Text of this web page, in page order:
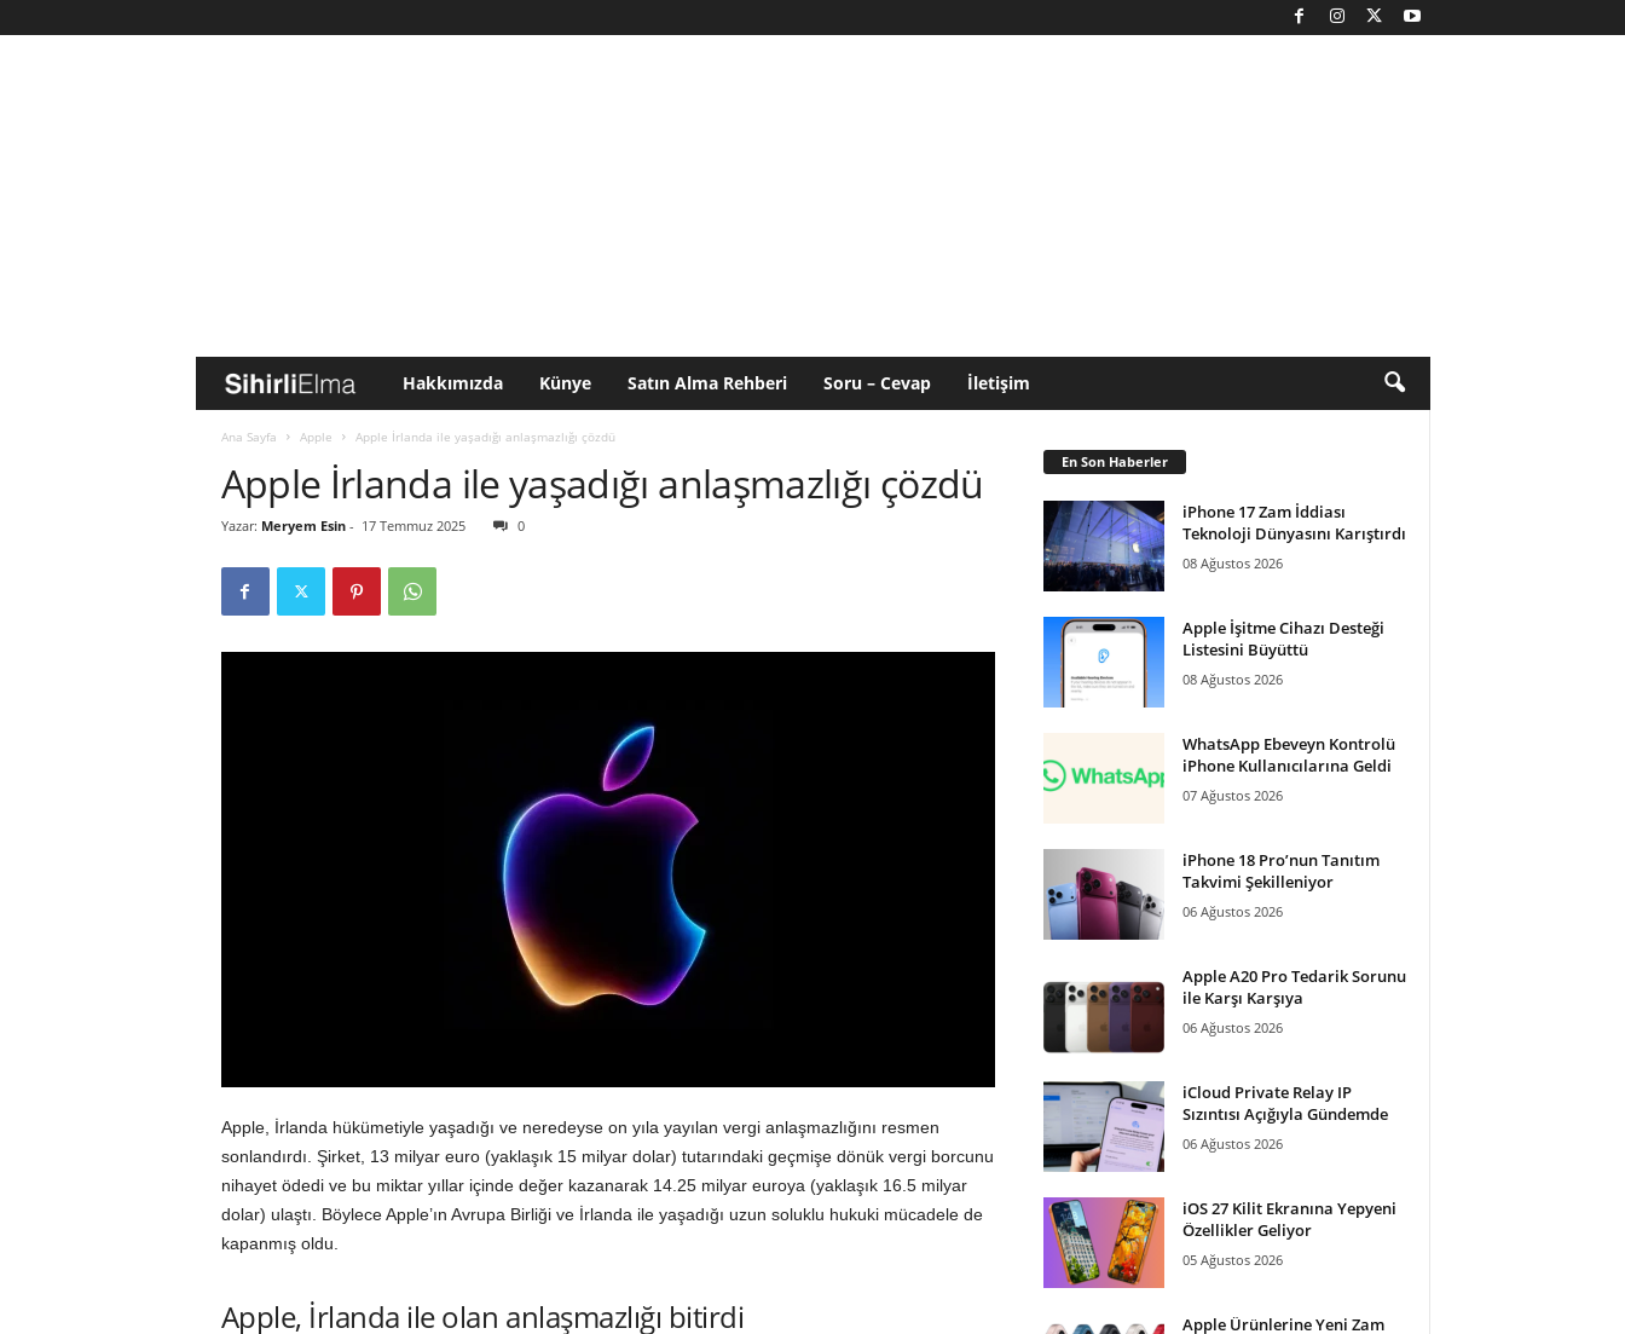
i
h
l
Hakkımızda Künye Satın Alma Rehberi Soru – Cevap İletişim
Ana Sayfa Apple Apple İrlanda ile yaşadığı anlaşmazlığı çözdü
Apple İrlanda ile yaşadığı anlaşmazlığı çözdü
Yazar: Meryem Esin- 17 Temmuz 2025 0
Apple, İrlanda hükümetiyle yaşadığı ve neredeyse on yıla yayılan vergi anlaşmazlığını resmen
sonlandırdı. Şirket, 13 milyar euro (yaklaşık 15 milyar dolar) tutarındaki geçmişe dönük vergi borcunu
nihayet ödedi ve bu miktar yıllar içinde değer kazanarak 14.25 milyar euroya (yaklaşık 16.5 milyar
dolar) ulaştı. Böylece Apple’ın Avrupa Birliği ve İrlanda ile yaşadığı uzun soluklu hukuki mücadele de
kapanmış oldu.
Apple, İrlanda ile olan anlaşmazlığı bitirdi
En Son Haberler
iPhone 17 Zam İddiası
Teknoloji Dünyasını Karıştırdı
08 Ağustos 2026
Apple İşitme Cihazı Desteği
Listesini Büyüttü
08 Ağustos 2026
WhatsApp Ebeveyn Kontrolü
iPhone Kullanıcılarına Geldi
07 Ağustos 2026
iPhone 18 Pro’nun Tanıtım
Takvimi Şekilleniyor
06 Ağustos 2026
Apple A20 Pro Tedarik Sorunu
ile Karşı Karşıya
06 Ağustos 2026
iCloud Private Relay IP
Sızıntısı Açığıyla Gündemde
06 Ağustos 2026
iOS 27 Kilit Ekranına Yepyeni
Özellikler Geliyor
05 Ağustos 2026
Apple Ürünlerine Yeni Zam